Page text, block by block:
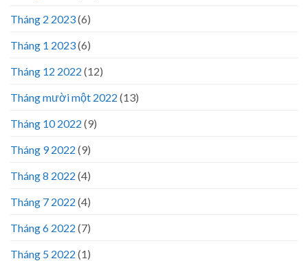
Tháng 2 2023(6)
Tháng 1 2023(6)
Tháng 12 2022 (12)
Tháng mười một 2022 (13)
Tháng 10 2022 (9)
Tháng 9 2022 (9)
Tháng 8 2022 (4)
Tháng 7 2022 (4)
Tháng 6 2022 (7)
Tháng 5 2022 (1)